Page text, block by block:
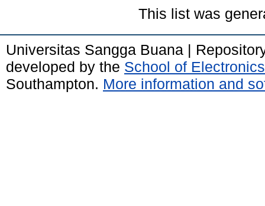
This list was
Universitas Sangga Buana |
developed by the School of
Southampton. More information and